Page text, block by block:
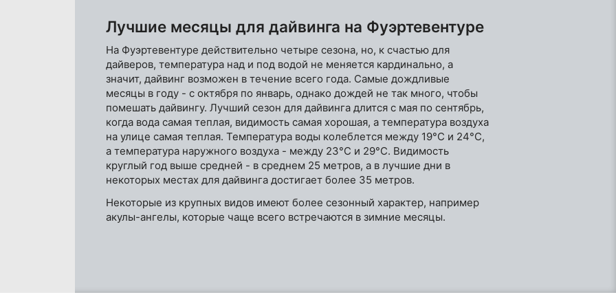
Лучшие месяцы для дайвинга на Фуэртевентуре
На Фуэртевентуре действительно четыре сезона, но, к счастью для
дайверов, температура над и под водой не меняется кардинально, а
значит, дайвинг возможен в течение всего года. Самые дождливые
месяцы в году - с октября по январь, однако дождей не так много, чтобы
помешать дайвингу. Лучший сезон для дайвинга длится с мая по сентябрь,
когда вода самая теплая, видимость самая хорошая, а температура воздуха
на улице самая теплая. Температура воды колеблется между 19°C и 24°C,
а температура наружного воздуха - между 23°C и 29°C. Видимость
круглый год выше средней - в среднем 25 метров, а в лучшие дни в
некоторых местах для дайвинга достигает более 35 метров.
Некоторые из крупных видов имеют более сезонный характер, например
акулы-ангелы, которые чаще всего встречаются в зимние месяцы.